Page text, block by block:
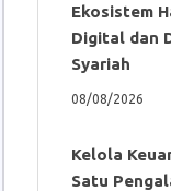
Ekosistem
Digital dan
Syariah
08/08/2026
Kelola
Satu